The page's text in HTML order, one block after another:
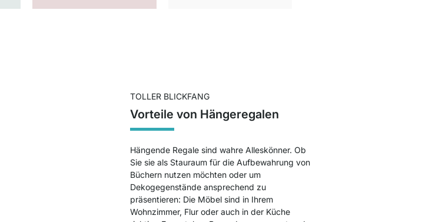
TOLLER BLICKFANG
Vorteile von Hängeregalen
Hängende Regale sind wahre Alleskönner. Ob
Sie sie als Stauraum für die Aufbewahrung von
Büchern nutzen möchten oder um
Dekogegenstände ansprechend zu
präsentieren: Die Möbel sind in Ihrem
Wohnzimmer, Flur oder auch in der Küche